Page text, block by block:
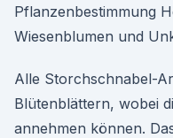
Pflanzenbestimmung
Wiesenblumen und
Alle Storchschnabel-
Blütenblättern, wobei
annehmen können.